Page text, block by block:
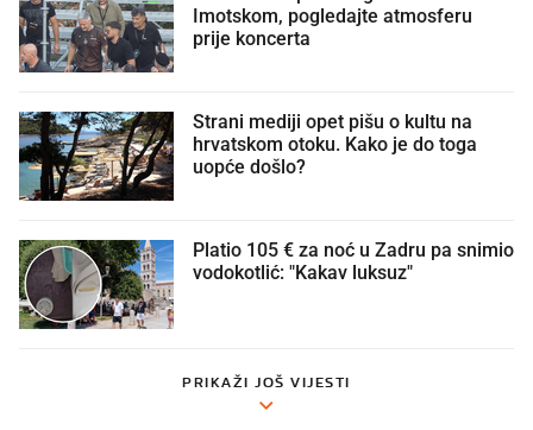
Imotskom, pogledajte atmosferu
prije koncerta
Strani mediji opet pišu o kultu na
hrvatskom otoku. Kako je do toga
uopće došlo?
Platio 105 € za noć u Zadru pa snimio
vodokotlić: "Kakav luksuz"
PRIKAŽI JOŠ VIJESTI